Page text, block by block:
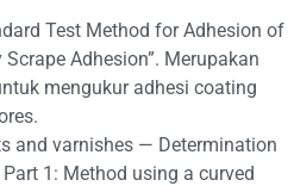
Test Method for Adhesion of
Adhesion”. Merupakan
mengukur adhesi coating
and varnishes — Determination
1: Method using a curved